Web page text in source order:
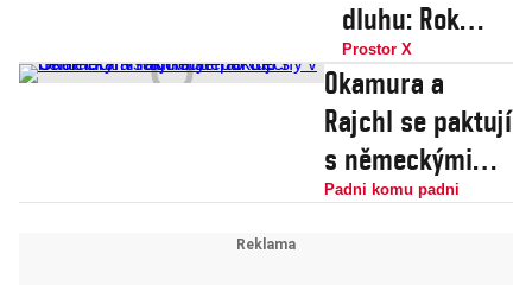
dluhu: Rok
2027 bude
horší než rok
2026. To už
nejsou v pasti,
to už se jim jen
Prostor X
Okamura a
Rajchl se paktují
s německými
radikály. Pro
Padni komu padni